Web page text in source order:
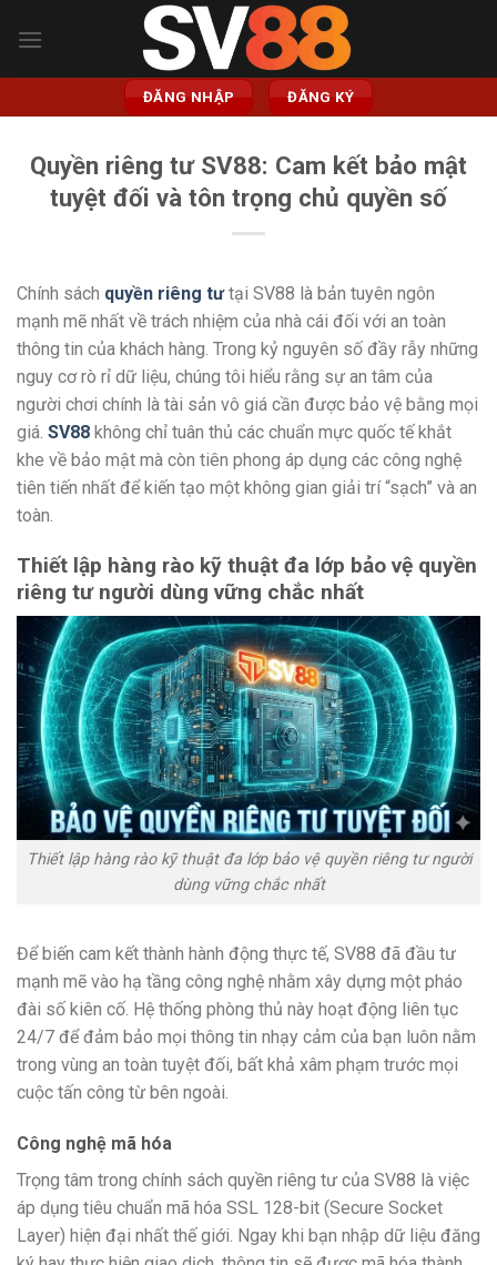
qua
ĐĂNG NHẬP ĐĂNG KÝ
Quyền riêng tư SV88: Cam kết bảo mật
tuyệt đối và tôn trọng chủ quyền số
Chính sách quyền riêng tưtại SV88 là bản tuyên ngôn
mạnh mẽ nhất về trách nhiệm của nhà cái đối với an toàn
thông tin của khách hàng. Trong kỷ nguyên số đầy rẫy những
nguy cơ rò rỉ dữ liệu, chúng tôi hiểu rằng sự an tâm của
người chơi chính là tài sản vô giá cần được bảo vệ bằng mọi
giá. SV88 không chỉ tuân thủ các chuẩn mực quốc tế khắt
khe về bảo mật mà còn tiên phong áp dụng các công nghệ
tiên tiến nhất để kiến tạo một không gian giải trí “sạch” và an
toàn.
Thiết lập hàng rào kỹ thuật đa lớp bảo vệ quyền
riêng tư người dùng vững chắc nhất
Thiết lập hàng rào kỹ thuật đa lớp bảo vệ quyền riêng tư người
dùng vững chắc nhất
Để biến cam kết thành hành động thực tế, SV88 đã đầu tư
mạnh mẽ vào hạ tầng công nghệ nhằm xây dựng một pháo
đài số kiên cố. Hệ thống phòng thủ này hoạt động liên tục
24/7 để đảm bảo mọi thông tin nhạy cảm của bạn luôn nằm
trong vùng an toàn tuyệt đối, bất khả xâm phạm trước mọi
cuộc tấn công từ bên ngoài.
Công nghệ mã hóa
Trọng tâm trong chính sách quyền riêng tư của SV88 là việc
áp dụng tiêu chuẩn mã hóa SSL 128-bit (Secure Socket
Layer) hiện đại nhất thế giới. Ngay khi bạn nhập dữ liệu đăng